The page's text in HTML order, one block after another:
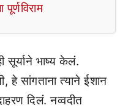
पूर्णविराम
सूर्याने भाष्य केलं.
हे सांगताना त्याने ईशान
दिलं. नव्वदीत